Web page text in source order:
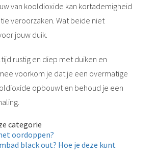
van kooldioxide kan kortademigheid
veroorzaken. Wat beide niet
jouw duik.
rustig en diep met duiken en
voorkom je dat je een overmatige
opbouwt en behoud je een
categorie
oordoppen?
black out? Hoe je deze kunt